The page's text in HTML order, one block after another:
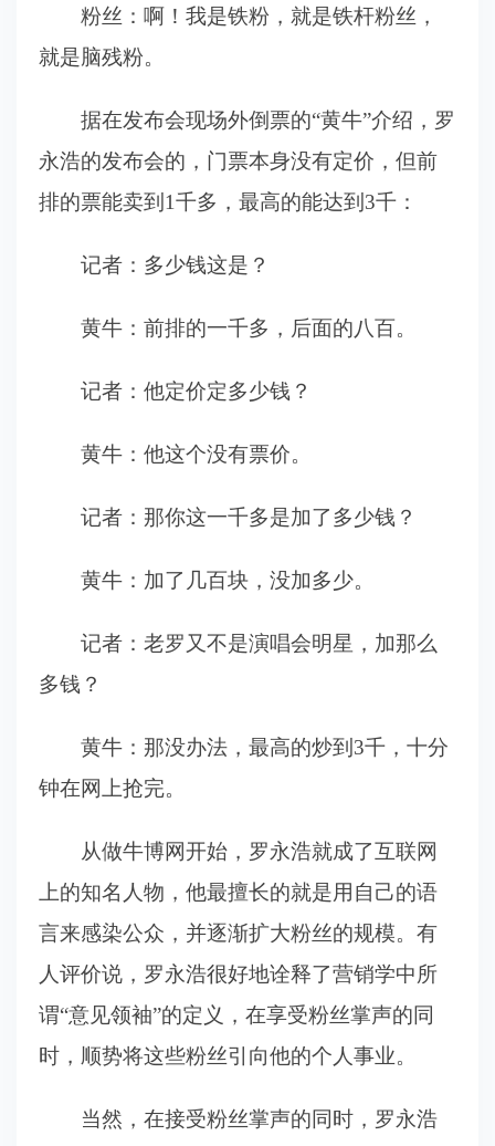
粉丝：啊！我是铁粉，就是铁杆粉丝，
就是脑残粉。
据在发布会现场外倒票的“黄牛”介绍，罗
永浩的发布会的，门票本身没有定价，但前
排的票能卖到1千多，最高的能达到3千：
记者：多少钱这是？
黄牛：前排的一千多，后面的八百。
记者：他定价定多少钱？
黄牛：他这个没有票价。
记者：那你这一千多是加了多少钱？
黄牛：加了几百块，没加多少。
记者：老罗又不是演唱会明星，加那么
多钱？
黄牛：那没办法，最高的炒到3千，十分
钟在网上抢完。
从做牛博网开始，罗永浩就成了互联网
上的知名人物，他最擅长的就是用自己的语
言来感染公众，并逐渐扩大粉丝的规模。有
人评价说，罗永浩很好地诠释了营销学中所
谓“意见领袖”的定义，在享受粉丝掌声的同
时，顺势将这些粉丝引向他的个人事业。
当然，在接受粉丝掌声的同时，罗永浩